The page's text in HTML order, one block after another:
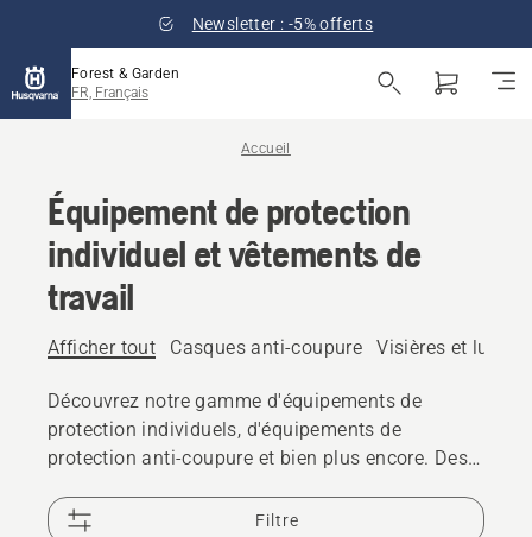
Newsletter : -5% offerts
Forest & Garden
FR, Français
Accueil
Équipement de protection
individuel et vêtements de
travail
Afficher tout Casques anti-coupure Visières et
Découvrez notre gamme d'équipements de
protection individuels, d'équipements de
protection anti-coupure et bien plus encore. Des
permettent de relever tous les défis.
Filtre